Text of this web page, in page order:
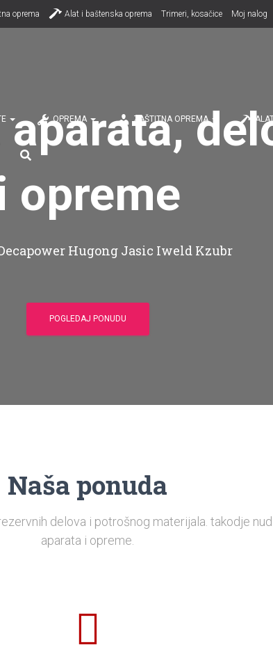
oprema Alat i baštenska oprema Trimeri, kosačice Moj nalog
OPREMA ZAŠTITNA OPREMA
opreme
Hugong Jasic Iweld Kzubr
POGLEDAJ PONUDU
Naša ponuda
delova i potrošnog materijala. takodje
aparata i opreme.